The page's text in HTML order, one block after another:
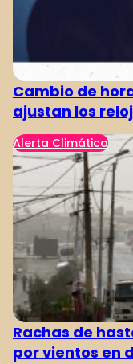
Cambio de
ajustan los
Alerta Climática
Rachas de
por vientos en